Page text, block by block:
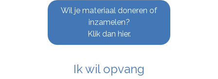
Wil je materiaal doneren of
inzamelen?
Klik dan hier.
Ik wil opvang